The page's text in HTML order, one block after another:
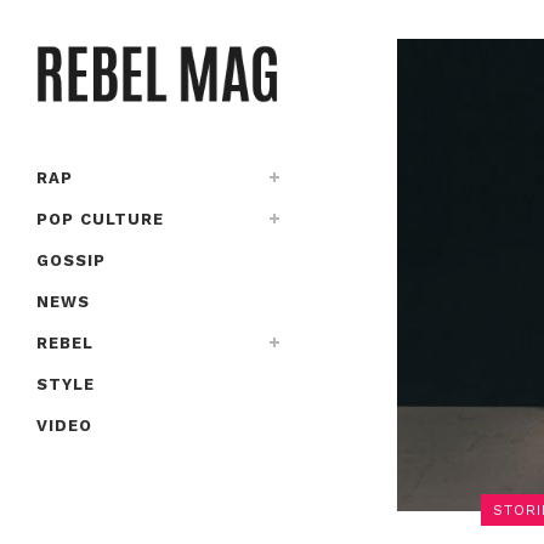
RAP
POP CULTURE
GOSSIP
NEWS
REBEL
STYLE
VIDEO